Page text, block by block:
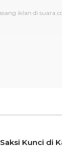
Saksi Kunci di